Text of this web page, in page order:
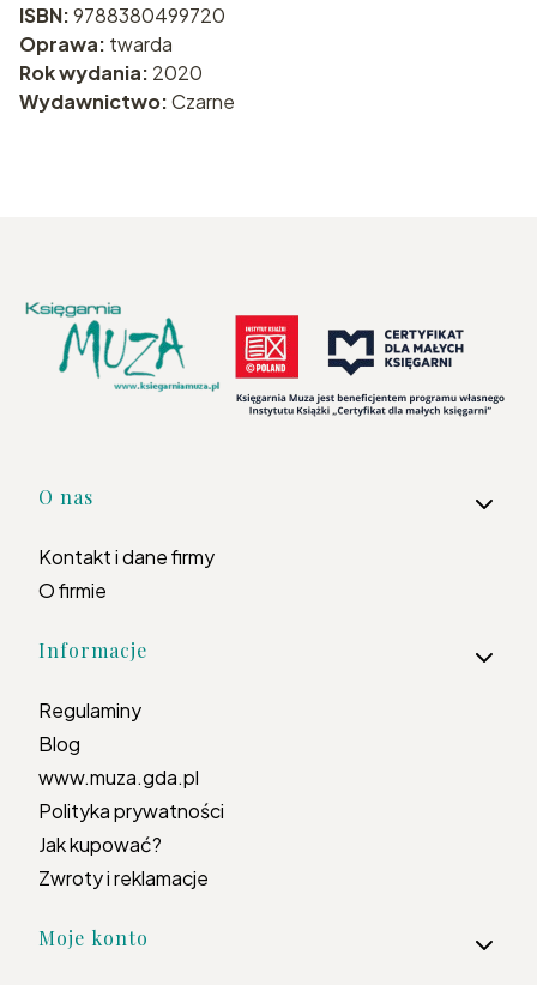
ISBN:9788380499720
Oprawa: twarda
Rok wydania: 2020
Wydawnictwo:Czarne
Linki w stopce
O nas
Kontakt i dane firmy
O firmie
Informacje
Regulaminy
Blog
www.muza.gda.pl
Polityka prywatności
Jak kupować?
Zwroty i reklamacje
Moje konto